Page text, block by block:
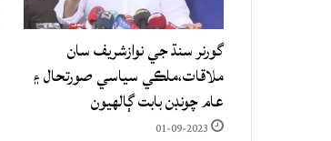
گورنر سنڌ جي نوازشريف سان
ملاقات،ملڪي سياسي صورتحال ۽
عام چونڊن بابت ڳالهيون
01-09-2023